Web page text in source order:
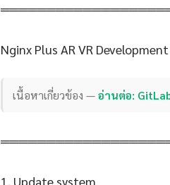
Nginx Plus AR VR
เนื้อหาเกี่ยวข้อง —อ่านต่อ:
1. Update system